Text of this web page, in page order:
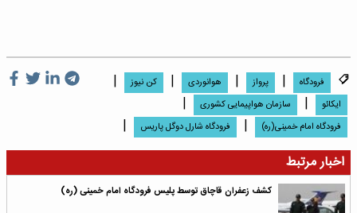
فرودگاه | پرواز | هوانوردی | کن نیوز |
ایکائو | سازمان هواپیمایی کشوری |
فرودگاه امام خمینی(ره) | فرودگاه شارل دوگل پاریس
|
اخبار مرتبط
کشف زعفران قاچاق توسط پلیس فرودگاه امام خمینی (ره)